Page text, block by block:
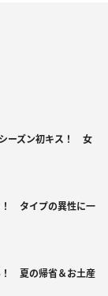
ーズン初キス！ 女
！ タイプの異性に一
！ 夏の帰省＆お土産